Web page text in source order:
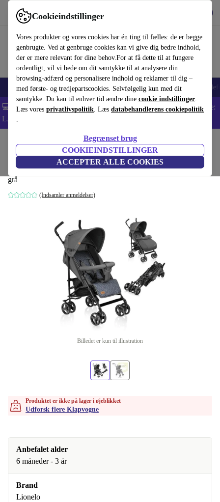
Cookieindstillinger
Vores produkter og vores cookies har én ting til fælles: de er begge
genbrugte. Ved at genbruge cookies kan vi give dig bedre indhold,
der er mere relevant for dine behov.For at få dette til at fungere
ordentligt, vil vi bede om dit samtykke til at analysere din
browsing-adfærd og personalisere indhold og reklamer til dig –
med første- og tredjepartscookies. Selvfølgelig kun med dit
samtykke. Du kan til enhver tid ændre dine cookie indstillinger.
Læs vores privatlivspolitik. Læs databehandlerens cookiepolitik
.
Begrænset brug
COOKIEINDSTILLINGER
ACCEPTER ALLE COOKIES
Brug refurbed hurtigt og nemt
Smartphones Bærbare Tablets Smartwatches Tilbehør
💻 Ekstra 5% rabat på alle MacBooks og bærbare computere - Kode:
LAPTOP5 -
Barnevogne & Klapvogne
Lionelo Elia klapvogn
grå
(Indsamler anmeldelser)
Billedet er kun til illustration
Produktet er ikke på lager i øjeblikket
Udforsk flere Klapvogne
Anbefalet alder
6 måneder - 3 år
Brand
Lionelo